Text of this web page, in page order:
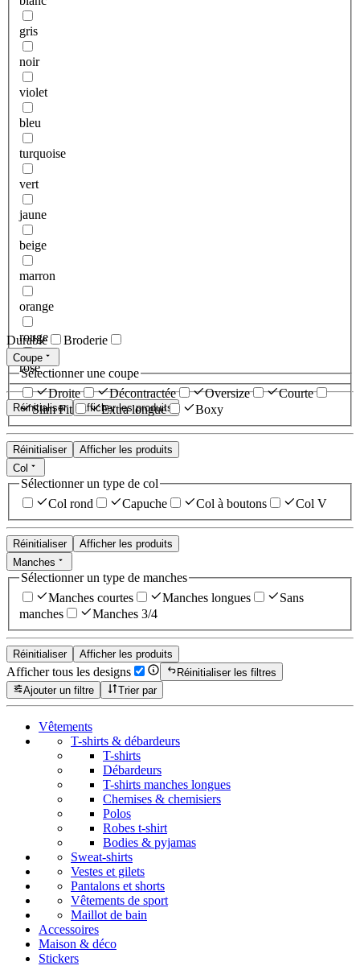
gris
noir
violet
bleu
turquoise
vert
jaune
beige
marron
orange
rouge
rose
Réinitialiser Afficher les produits
Durable Broderie
Coupe
Sélectionner une coupe
Droite
Décontractée Oversize
Courte
Slim Fit
Extra longue Boxy
Réinitialiser
Afficher les produits
Col
Sélectionner un type de col
Col rond
Capuche Col à boutons Col V
Réinitialiser
Afficher les produits
Manches
Sélectionner un type de manches
Manches courtes
Manches longues
Sans
manches
Manches 3/4
Réinitialiser Afficher les produits
Afficher tous les designs
Réinitialiser les filtres
Ajouter un filtre
Trier par
Vêtements
T-shirts & débardeurs
T-shirts
Débardeurs
T-shirts manches longues
Chemises & chemisiers
Polos
Robes t-shirt
Bodies & pyjamas
Sweat-shirts
Vestes et gilets
Pantalons et shorts
Vêtements de sport
Maillot de bain
Accessoires
Maison & déco
Stickers